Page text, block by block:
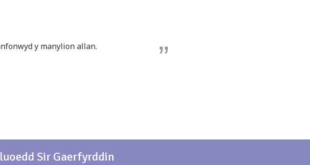
y manylion allan.
Sir Gaerfyrddin